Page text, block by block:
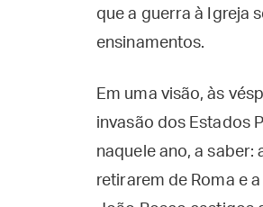
que a guerra à Igreja
ensinamentos.
Em uma visão, às
invasão dos Estados
naquele ano, a saber:
retirarem de Roma e